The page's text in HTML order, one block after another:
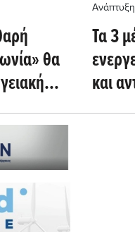
θα
Ανάπτυξη
Τα 3
και